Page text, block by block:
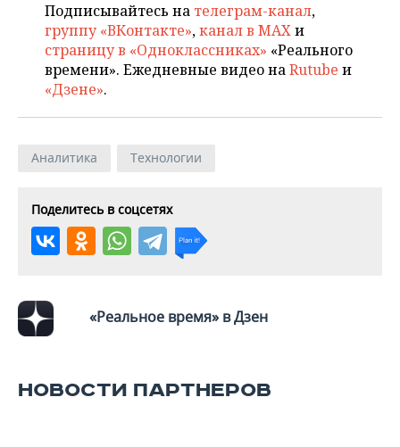
ONLINE-КОНФЕРЕНЦИИ
ОТКРЫТАЯ ЛЕКЦИЯ
ХОККЕЙ
БАСКЕТБОЛ
ВОЛЕЙБОЛ
ВОДНЫЕ ВИДЫ СПОРТА
ВЛАСТЬ
ИНФРАСТРУКТУРА
ИСТОРИЯ
ОБРАЗОВАНИЕ
СЮЖЕТЫ
СПРАВОЧНИК
СПИСОК ПЕРСОН
ПОЛНАЯ ВЕРСИЯ
Подписывайтесь на телеграм-канал,
группу «ВКонтакте»,канал в MAXи
страницу в «Одноклассниках» «Реального
времени». Ежедневные видео наRutube и
«Дзене».
Аналитика Технологии
Поделитесь в соцсетях
«Реальное время» в Дзен
НОВОСТИ ПАРТНЕРОВ